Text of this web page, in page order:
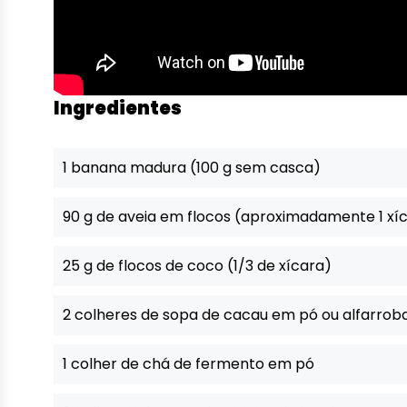
Ingredientes
1 banana madura (100 g sem casca)
90 g de aveia em flocos (aproximadamente 1
25 g de flocos de coco (1/3 de xícara)
2 colheres de sopa de cacau em pó ou
1 colher de chá de fermento em pó